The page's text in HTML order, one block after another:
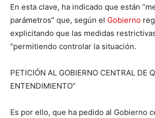
En esta clave, ha indicado que están
parámetros” que, según el Gobierno
explicitando que las medidas
“permitiendo controlar la situación.
PETICIÓN AL GOBIERNO CENTRAL DE
ENTENDIMIENTO”
Es por ello, que ha pedido al Gobierno